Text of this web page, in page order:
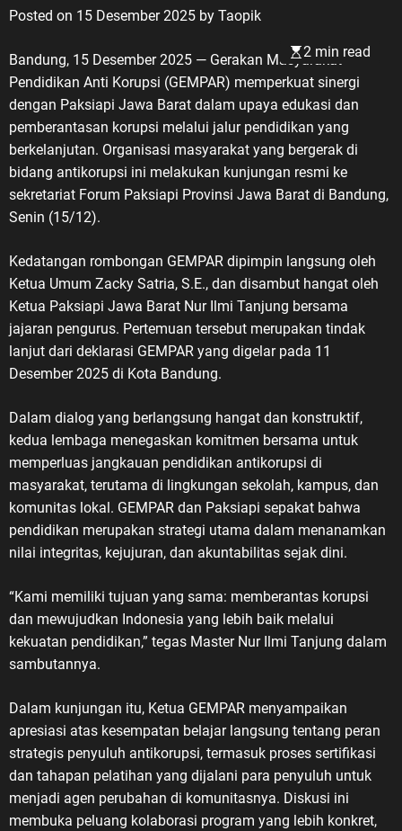
Posted on 15 Desember 2025 by Taopik
2 min read
Bandung, 15 Desember 2025 — Gerakan Masyarakat
Pendidikan Anti Korupsi (GEMPAR) memperkuat sinergi
dengan Paksiapi Jawa Barat dalam upaya edukasi dan
pemberantasan korupsi melalui jalur pendidikan yang
berkelanjutan. Organisasi masyarakat yang bergerak di
bidang antikorupsi ini melakukan kunjungan resmi ke
sekretariat Forum Paksiapi Provinsi Jawa Barat di Bandung,
Senin (15/12).
Kedatangan rombongan GEMPAR dipimpin langsung oleh
Ketua Umum Zacky Satria, S.E., dan disambut hangat oleh
Ketua Paksiapi Jawa Barat Nur Ilmi Tanjung bersama
jajaran pengurus. Pertemuan tersebut merupakan tindak
lanjut dari deklarasi GEMPAR yang digelar pada 11
Desember 2025 di Kota Bandung.
Dalam dialog yang berlangsung hangat dan konstruktif,
kedua lembaga menegaskan komitmen bersama untuk
memperluas jangkauan pendidikan antikorupsi di
masyarakat, terutama di lingkungan sekolah, kampus, dan
komunitas lokal. GEMPAR dan Paksiapi sepakat bahwa
pendidikan merupakan strategi utama dalam menanamkan
nilai integritas, kejujuran, dan akuntabilitas sejak dini.
“Kami memiliki tujuan yang sama: memberantas korupsi
dan mewujudkan Indonesia yang lebih baik melalui
kekuatan pendidikan,” tegas Master Nur Ilmi Tanjung dalam
sambutannya.
Dalam kunjungan itu, Ketua GEMPAR menyampaikan
apresiasi atas kesempatan belajar langsung tentang peran
strategis penyuluh antikorupsi, termasuk proses sertifikasi
dan tahapan pelatihan yang dijalani para penyuluh untuk
menjadi agen perubahan di komunitasnya. Diskusi ini
membuka peluang kolaborasi program yang lebih konkret,